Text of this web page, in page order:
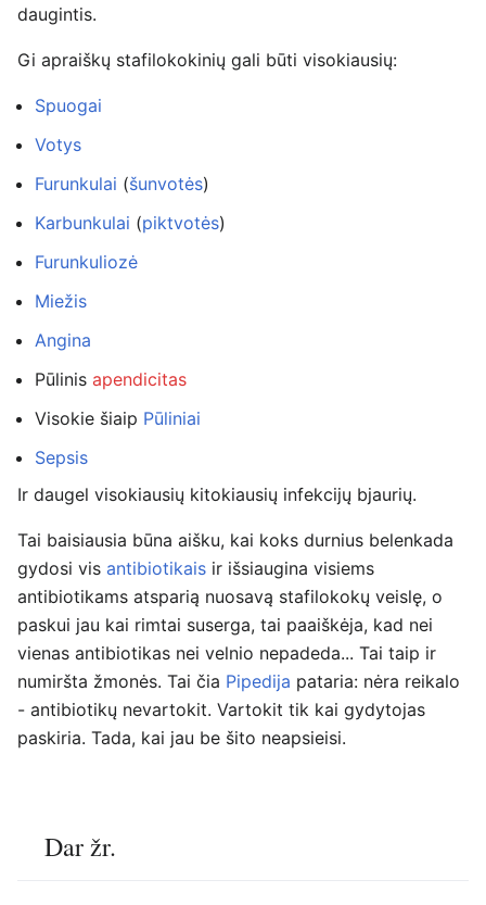
daugintis.
Gi apraiškų stafilokokinių gali būti visokiausių:
Spuogai
Votys
Furunkulai (šunvotės)
Karbunkulai (piktvotės)
Furunkuliozė
Miežis
Angina
Pūlinis apendicitas
Visokie šiaip Pūliniai
Sepsis
Ir daugel visokiausių kitokiausių infekcijų bjaurių.
Tai baisiausia būna aišku, kai koks durnius belenkada
gydosi vis antibiotikais ir išsiaugina visiems
antibiotikams atsparią nuosavą stafilokokų veislę, o
paskui jau kai rimtai suserga, tai paaiškėja, kad nei
vienas antibiotikas nei velnio nepadeda... Tai taip ir
numiršta žmonės. Tai čia Pipedija pataria: nėra reikalo
- antibiotikų nevartokit. Vartokit tik kai gydytojas
paskiria. Tada, kai jau be šito neapsieisi.
Dar žr.